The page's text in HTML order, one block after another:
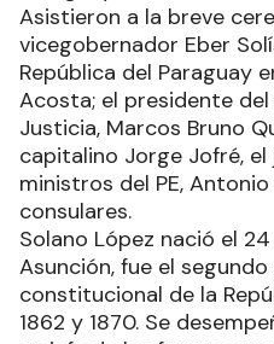
Asistieron a la breve
vicegobernador Eber
República del Paraguay
Acosta; el presidente
Justicia, Marcos Bruno
capitalino Jorge Jofré,
ministros del PE,
consulares.
Solano López nació el
Asunción, fue el
constitucional de la
1862 y 1870. Se